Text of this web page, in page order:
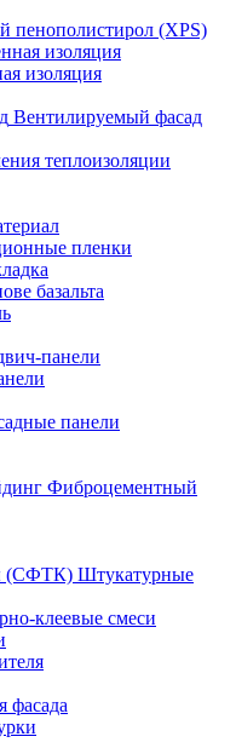
пенополистирол (XPS)
изоляция
Вентилируемый фасад
теплоизоляции
пленки
базальта
панели
панели
Фиброцементный
Штукатурные
клеевые смеси
фасада